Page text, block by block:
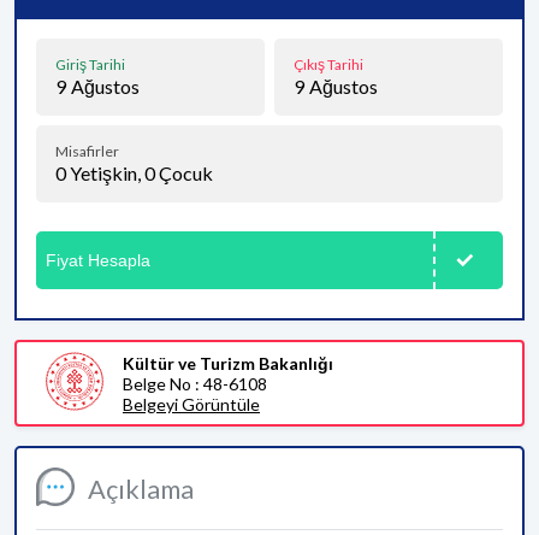
Açıklama
Giriş Tarihi
9 Ağustos
Çıkış Tarihi
9 Ağustos
Misafirler
0Yetişkin,0Çocuk
Fiyat Hesapla
Kültür ve Turizm Bakanlığı
Belge No : 48-6108
Belgeyi Görüntüle